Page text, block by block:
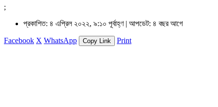
;
প্রকাশিত: ৪ এপ্রিল ২০২২, ৯:১০ পূর্বাহ্ণ | আপডেট: ৪ বছর আগে
Facebook X WhatsApp Copy Link Print